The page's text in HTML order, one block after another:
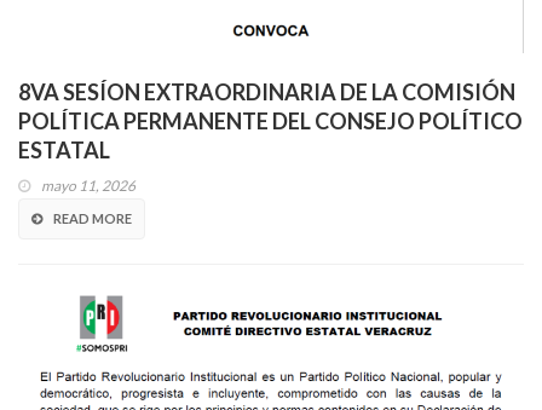
8VA SESÍON EXTRAORDINARIA DE LA COMISIÓN
POLÍTICA PERMANENTE DEL CONSEJO POLÍTICO
ESTATAL
mayo 11, 2026
READ MORE